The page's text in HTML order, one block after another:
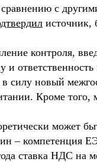
с
источник,
контроля,
и
в силу новый
Кроме
может
компетенция
ставка НДС